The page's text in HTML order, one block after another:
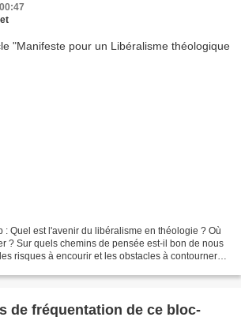
: Quel est l'avenir du libéralisme en théologie ? Où
? Sur quels chemins de pensée est-il bon de nous
risques à encourir et les obstacles à contourner
de fréquentation de ce bloc-